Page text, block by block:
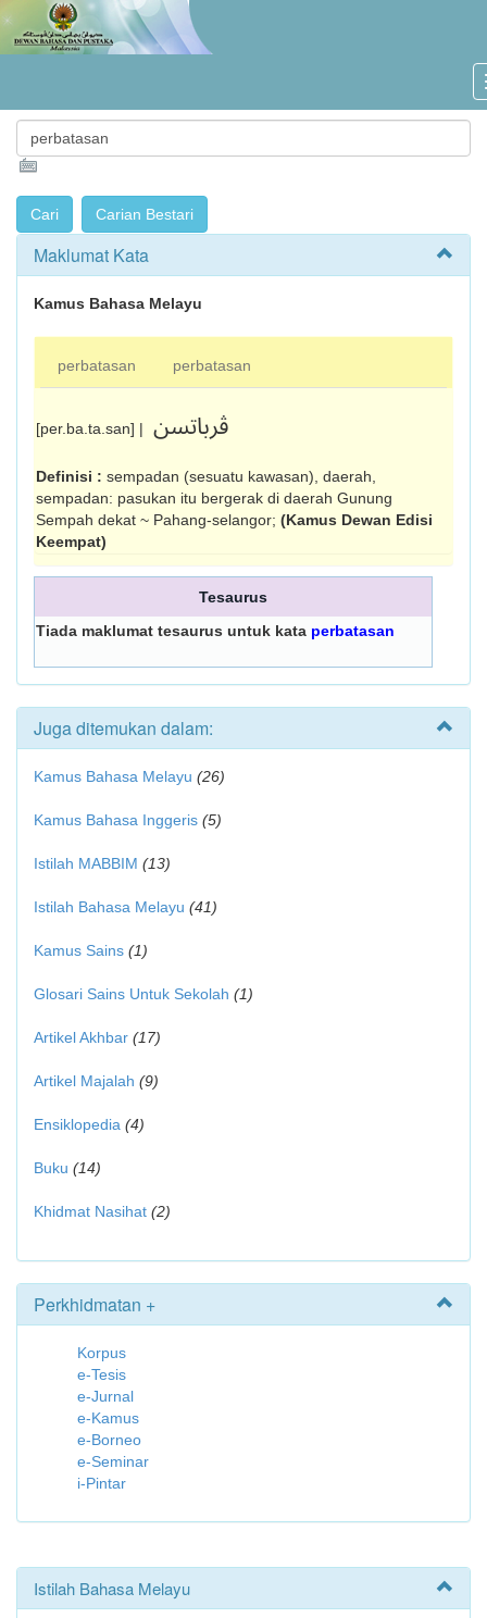
Maklumat Kata
Kamus Bahasa Melayu
perbatasan perbatasan
[per.ba.ta.san] | ڤرباتسن
Definisi : sempadan (sesuatu kawasan), daerah,
sempadan: pasukan itu bergerak di daerah Gunung
Sempah dekat ~ Pahang-selangor; (Kamus Dewan Edisi
Keempat)
Tesaurus
Tiada maklumat tesaurus untuk kata perbatasan
Juga ditemukan dalam:
Kamus Bahasa Melayu (26)
Kamus Bahasa Inggeris (5)
Istilah MABBIM (13)
Istilah Bahasa Melayu (41)
Kamus Sains (1)
Glosari Sains Untuk Sekolah (1)
Artikel Akhbar (17)
Artikel Majalah (9)
Ensiklopedia (4)
Buku (14)
Khidmat Nasihat (2)
Perkhidmatan +
Korpus
e-Tesis
e-Jurnal
e-Kamus
e-Borneo
e-Seminar
i-Pintar
Istilah Bahasa Melayu